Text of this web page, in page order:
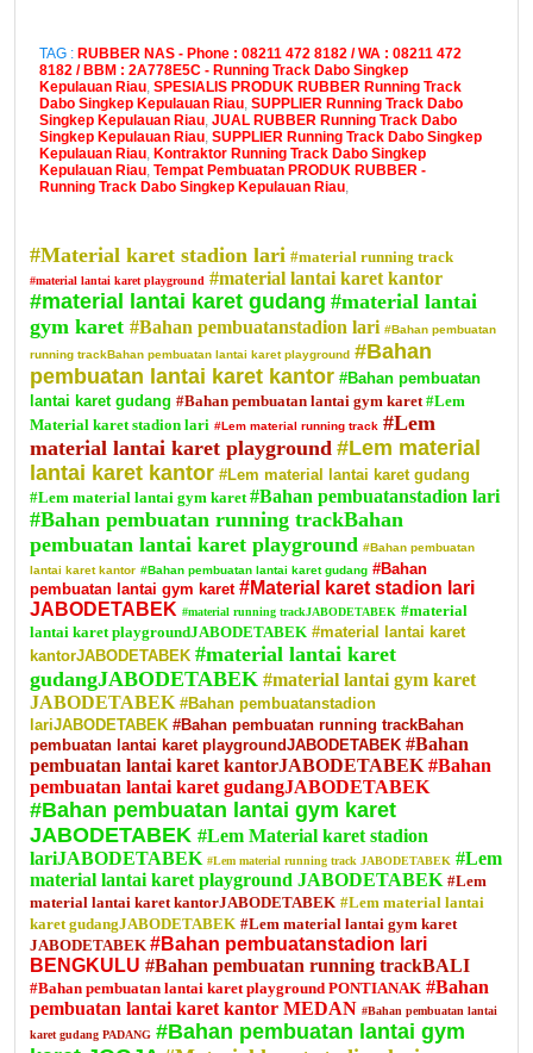
TAG : RUBBER NAS - Phone : 08211 472 8182 / WA : 08211 472
8182 / BBM : 2A778E5C - Running Track Dabo Singkep
Kepulauan Riau, SPESIALIS PRODUK RUBBER Running Track
Dabo Singkep Kepulauan Riau, SUPPLIER Running Track Dabo
Singkep Kepulauan Riau, JUAL RUBBER Running Track Dabo
Singkep Kepulauan Riau, SUPPLIER Running Track Dabo Singkep
Kepulauan Riau, Kontraktor Running Track Dabo Singkep
Kepulauan Riau, Tempat Pembuatan PRODUK RUBBER -
Running Track Dabo Singkep Kepulauan Riau,
#Material karet stadion lari #material running track
#material lantai karet playground #material lantai karet kantor
#material lantai karet gudang #material lantai
gym karet #Bahan pembuatanstadion lari #Bahan pembuatan
running trackBahan pembuatan lantai karet playground #Bahan
pembuatan lantai karet kantor #Bahan pembuatan
lantai karet gudang #Bahan pembuatan lantai gym karet#Lem
Material karet stadion lari #Lem material running track #Lem
material lantai karet playground #Lem material
lantai karet kantor #Lem material lantai karet gudang
#Lem material lantai gym karet#Bahan pembuatanstadion lari
#Bahan pembuatan running trackBahan
pembuatan lantai karet playground #Bahan pembuatan
lantai karet kantor #Bahan pembuatan lantai karet gudang #Bahan
pembuatan lantai gym karet #Material karet stadion lari
JABODETABEK #material running trackJABODETABEK #material
lantai karet playgroundJABODETABEK #material lantai karet
kantorJABODETABEK #material lantai karet
gudangJABODETABEK #material lantai gym karet
JABODETABEK #Bahan pembuatanstadion
lariJABODETABEK #Bahan pembuatan running trackBahan
pembuatan lantai karet playgroundJABODETABEK #Bahan
pembuatan lantai karet kantorJABODETABEK #Bahan
pembuatan lantai karet gudangJABODETABEK
#Bahan pembuatan lantai gym karet
JABODETABEK #Lem Material karet stadion
lariJABODETABEK #Lem material running track JABODETABEK #Lem
material lantai karet playground JABODETABEK #Lem
material lantai karet kantorJABODETABEK #Lem material lantai
karet gudangJABODETABEK #Lem material lantai gym karet
JABODETABEK #Bahan pembuatanstadion lari
BENGKULU #Bahan pembuatan running trackBALI
#Bahan pembuatan lantai karet playground PONTIANAK #Bahan
pembuatan lantai karet kantor MEDAN #Bahan pembuatan lantai
karet gudang PADANG #Bahan pembuatan lantai gym